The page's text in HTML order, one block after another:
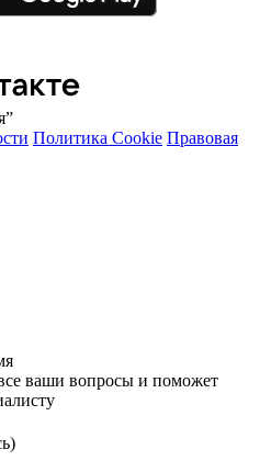
Политика Cookie Правовая
ваши вопросы и поможет